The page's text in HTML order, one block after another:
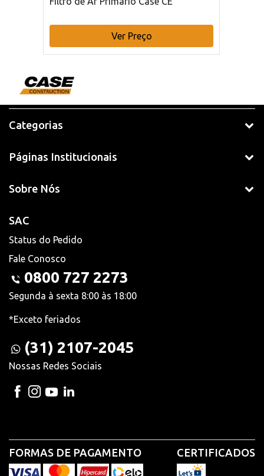
Ver Preço
Categorias
Páginas Institucionais
Sobre Nós
SAC
Status do Pedido
Fale Conosco
0800 727 2273
Segunda à sexta 8:00 às 18:00
*Exceto feriados
(31) 2107-2045
Nossas Redes Sociais
FORMAS DE PAGAMENTO CERTIFICADOS